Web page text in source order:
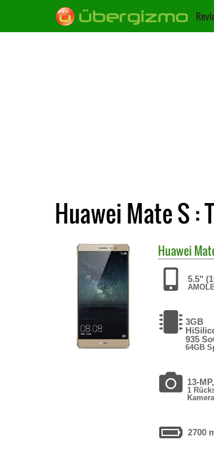
Huawei Mate S :
Huawei
5.5"
3GB
935
64GB
13-
1
Kamera
2700